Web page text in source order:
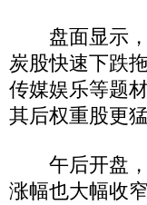
盘面显示，
炭股快速下跌
传媒娱乐等题
其后权重股更
午后开盘，
涨幅也大幅收